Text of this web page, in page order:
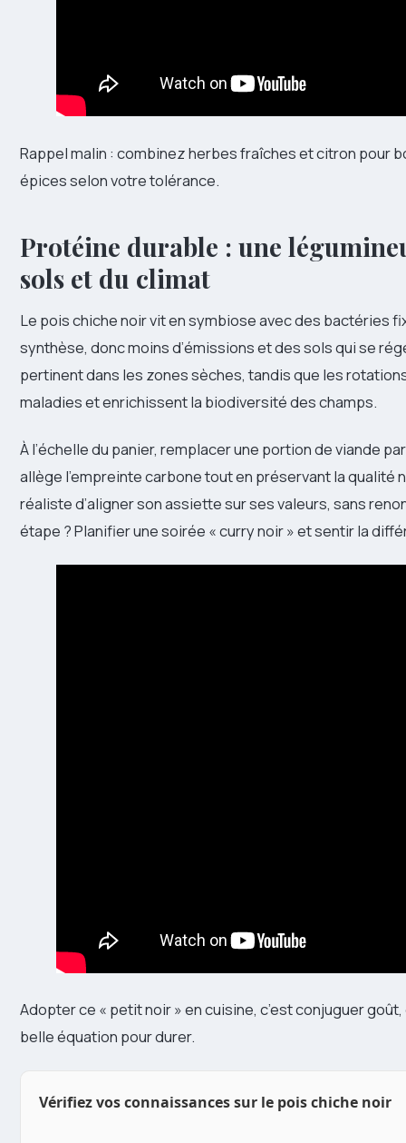
Rappel malin : combinez herbes fraîches et citron pour
épices selon votre tolérance.
Protéine durable : une
sols et du climat
Le pois chiche noir vit en symbiose avec des bactéries
synthèse, donc moins d’émissions et des sols qui se
pertinent dans les zones sèches, tandis que les
maladies et enrichissent la biodiversité des champs.
À l’échelle du panier, remplacer une portion de viande
allège l’empreinte carbone tout en préservant la qualité
réaliste d’aligner son assiette sur ses valeurs, sans
étape ? Planifier une soirée « curry noir » et sentir la
Adopter ce « petit noir » en cuisine, c’est conjuguer
belle équation pour durer.
Vérifiez vos connaissances sur le pois chiche noir